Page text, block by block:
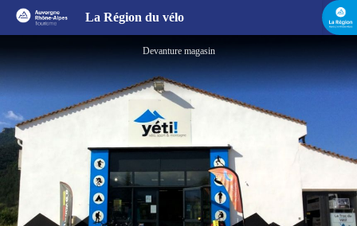
La Région du vélo
Devanture magasin